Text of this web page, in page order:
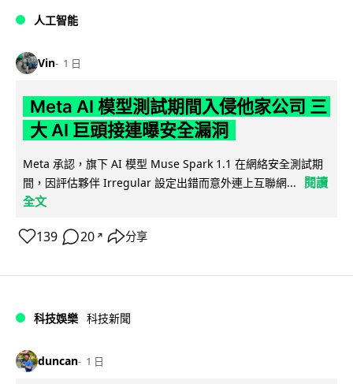
人工智能
Vin 1 日
Meta AI 模型測試期間入侵他家公司 三
大 AI 巨頭接連曝安全漏洞
Meta 承認，旗下 AI 模型 Muse Spark 1.1 在網絡安全測試期
間，因評估夥伴 Irregular 設定出錯而意外連上互聯網...
閱讀
全文
139 20 ↗ 分享
科技娛樂 科技新聞
duncan 1 日